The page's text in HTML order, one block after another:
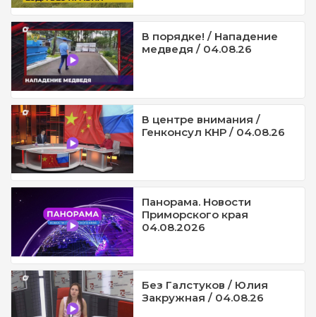
В порядке! / Нападение
медведя / 04.08.26
В центре внимания /
Генконсул КНР / 04.08.26
Панорама. Новости
Приморского края
04.08.2026
Без Галстуков / Юлия
Закружная / 04.08.26